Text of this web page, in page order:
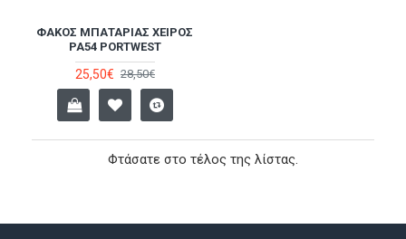
ΦΑΚΌΣ ΜΠΑΤΑΡΊΑΣ ΧΕΙΡΌΣ
PA54 PORTWEST
25,50€ 28,50€
Φτάσατε στο τέλος της λίστας.